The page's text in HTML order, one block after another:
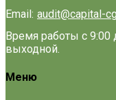
Email: audit@capital-
Время работы с 9:00
выходной.
Меню